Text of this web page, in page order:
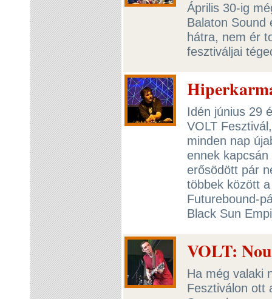
Április 30-ig
Balaton Sound
hátra, nem ér
fesztiváljai
Idén június 29
VOLT
minden nap
ennek
erősödött pár
többek között
Futurebound-
Black Sun
VOLT:
Ha még valaki
Fesztiválon ott